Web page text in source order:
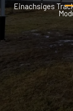
Einachsiges